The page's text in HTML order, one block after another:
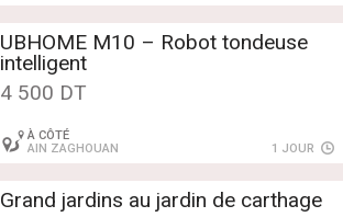
UBHOME M10 – Robot tondeuse
intelligent
4 500 DT
À CÔTÉ
AIN ZAGHOUAN
1 JOUR
Grand jardins au jardin de carthage